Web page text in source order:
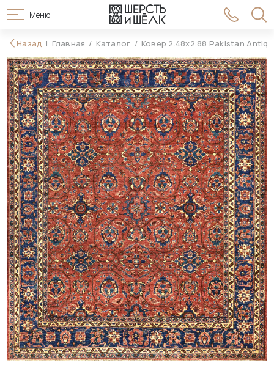
Меню
1 186 990 ₽ 1 397 990 ₽ В корзину
Назад Главная Каталог Ковер 2.48x2.88 Pakistan